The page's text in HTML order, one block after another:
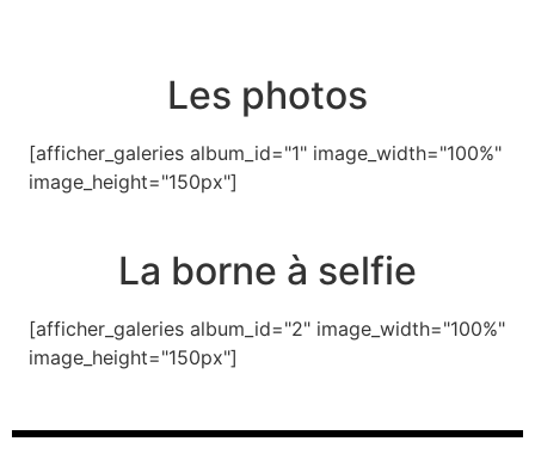
Les photos
[afficher_galeries album_id="1" image_width="100%"
image_height="150px"]
La borne à selfie
[afficher_galeries album_id="2" image_width="100%"
image_height="150px"]